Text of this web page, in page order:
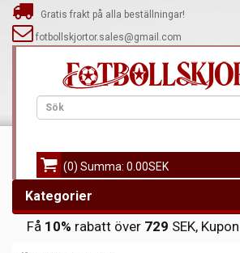
Gratis frakt på alla beställningar!
fotbollskjortor.sales@gmail.com
(0) Summa: 0.00SEK
Kategorier
Få 10% rabatt över 729 SEK,